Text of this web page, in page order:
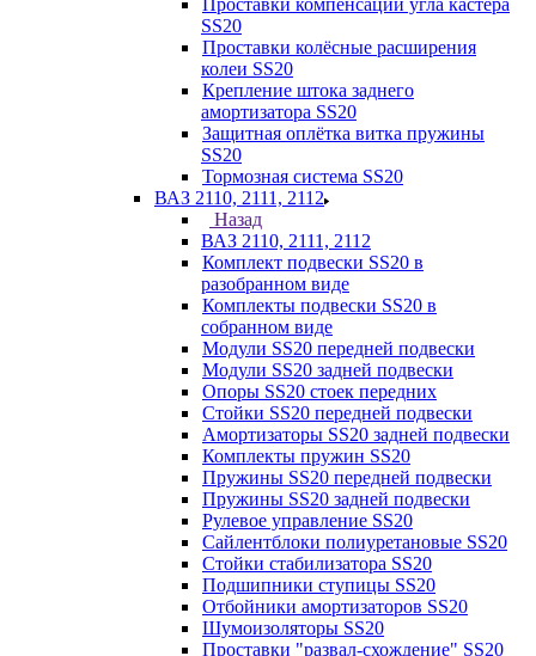
Проставки компенсации угла кастера
SS20
Проставки колёсные расширения
колеи SS20
Крепление штока заднего
амортизатора SS20
Защитная оплётка витка пружины
SS20
Тормозная система SS20
ВАЗ 2110, 2111, 2112
Назад
ВАЗ 2110, 2111, 2112
Комплект подвески SS20 в
разобранном виде
Комплекты подвески SS20 в
собранном виде
Модули SS20 передней подвески
Модули SS20 задней подвески
Опоры SS20 стоек передних
Стойки SS20 передней подвески
Амортизаторы SS20 задней подвески
Комплекты пружин SS20
Пружины SS20 передней подвески
Пружины SS20 задней подвески
Рулевое управление SS20
Сайлентблоки полиуретановые SS20
Стойки стабилизатора SS20
Подшипники ступицы SS20
Отбойники амортизаторов SS20
Шумоизоляторы SS20
Проставки "развал-схождение" SS20